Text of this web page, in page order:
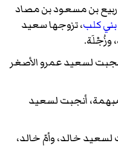
بن مسعود بن مصاد
بني كلب، تزوجها سعيد
وزُجْلَة.
لسعيد عمرو الأصغر
أنجبت لسعيد
لسعيد خالد، وأمّ خالد،